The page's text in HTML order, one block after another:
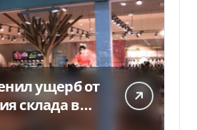
ущерб от
склада в